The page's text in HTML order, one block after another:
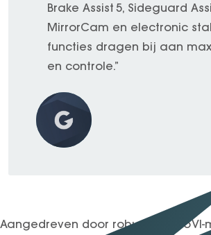
Brake Assist 5, Sideguard
MirrorCam en electronic
functies dragen bij aan
en controle.”
Aangedreven door robuuste Euro